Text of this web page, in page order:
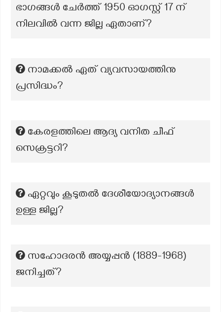
ഭാഗങ്ങൾ ചേർത്ത് 1950 ഓഗസ്റ്റ് 17 ന്
നിലവിൽ വന്ന ജില്ല ഏതാണ്?
നാമക്കൽ ഏത് വ്യവസായത്തിനു
പ്രസിദ്ധം?
കേരളത്തിലെ ആദ്യ വനിത ചീഫ്
സെക്രട്ടറി?
ഏറ്റവും കൂടുതല്‍ ദേശീയോദ്യാനങ്ങള്‍
ഉള്ള ജില്ല?
സഹോദരൻ അയ്യപ്പൻ (1889-1968)
ജനിച്ചത്?